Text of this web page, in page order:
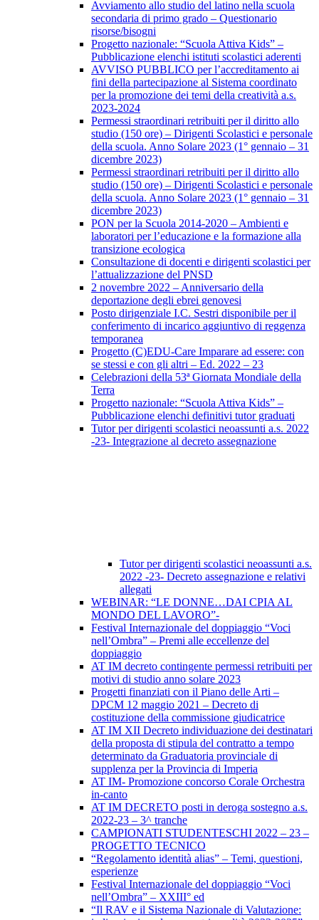
Avviamento allo studio del latino nella scuola
secondaria di primo grado – Questionario
risorse/bisogni
Progetto nazionale: “Scuola Attiva Kids” –
Pubblicazione elenchi istituti scolastici aderenti
AVVISO PUBBLICO per l’accreditamento ai
fini della partecipazione al Sistema coordinato
per la promozione dei temi della creatività a.s.
2023-2024
Permessi straordinari retribuiti per il diritto allo
studio (150 ore) – Dirigenti Scolastici e personale
della scuola. Anno Solare 2023 (1° gennaio – 31
dicembre 2023)
Permessi straordinari retribuiti per il diritto allo
studio (150 ore) – Dirigenti Scolastici e personale
della scuola. Anno Solare 2023 (1° gennaio – 31
dicembre 2023)
PON per la Scuola 2014-2020 – Ambienti e
laboratori per l’educazione e la formazione alla
transizione ecologica
Consultazione di docenti e dirigenti scolastici per
l’attualizzazione del PNSD
2 novembre 2022 – Anniversario della
deportazione degli ebrei genovesi
Posto dirigenziale I.C. Sestri disponibile per il
conferimento di incarico aggiuntivo di reggenza
temporanea
Progetto (C)EDU-Care Imparare ad essere: con
se stessi e con gli altri – Ed. 2022 – 23
Celebrazioni della 53ª Giornata Mondiale della
Terra
Progetto nazionale: “Scuola Attiva Kids” –
Pubblicazione elenchi definitivi tutor graduati
Tutor per dirigenti scolastici neoassunti a.s. 2022
-23- Integrazione al decreto assegnazione
Tutor per dirigenti scolastici neoassunti a.s.
2022 -23- Decreto assegnazione e relativi
allegati
WEBINAR: “LE DONNE…DAI CPIA AL
MONDO DEL LAVORO”-
Festival Internazionale del doppiaggio “Voci
nell’Ombra” – Premi alle eccellenze del
doppiaggio
AT IM decreto contingente permessi retribuiti per
motivi di studio anno solare 2023
Progetti finanziati con il Piano delle Arti –
DPCM 12 maggio 2021 – Decreto di
costituzione della commissione giudicatrice
AT IM XII Decreto individuazione dei destinatari
della proposta di stipula del contratto a tempo
determinato da Graduatoria provinciale di
supplenza per la Provincia di Imperia
AT IM- Promozione concorso Corale Orchestra
in-canto
AT IM DECRETO posti in deroga sostegno a.s.
2022-23 – 3^ tranche
CAMPIONATI STUDENTESCHI 2022 – 23 –
PROGETTO TECNICO
“Regolamento identità alias” – Temi, questioni,
esperienze
Festival Internazionale del doppiaggio “Voci
nell’Ombra” – XXIII° ed
“Il RAV e il Sistema Nazionale di Valutazione: